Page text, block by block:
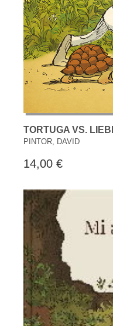
TORTUGA VS.
PINTOR, DAVID
14,00 €